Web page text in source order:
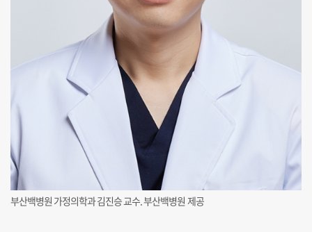
부산백병원 가정의학과 김진승 교수. 부산백병원 제공